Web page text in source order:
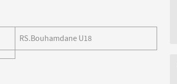
RS.Bouhamdane U18